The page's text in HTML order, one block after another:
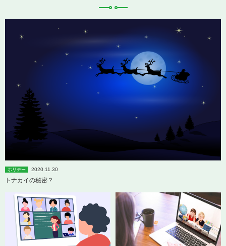
ホリデー 2020.11.30
トナカイの秘密？